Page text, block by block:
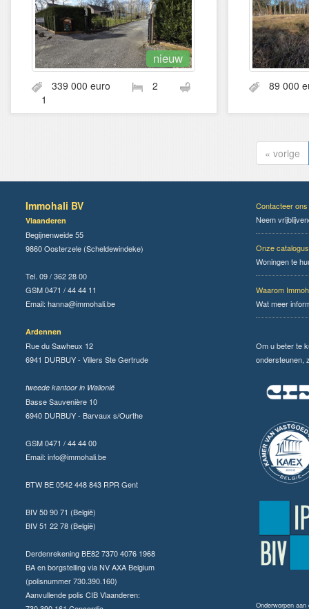
nieuw
339 000 euro
2
1
89 000
« vorige
Immohali BV
Vlaanderen
Begijnenweide 55
9860 Oosterzele (Scheldewindeke)
Tel. 09 / 362 28 00
GSM 0471 / 44 44 11
Email: hanna@immohali.be
Ardennen
Rue du Sawheux 12
6941 DURBUY - Villers Ste Gertrude
tweede kantoor in Wallonië
Basse Sauvenière 10
6940 DURBUY - Barvaux s/Ourthe
GSM 0471 / 44 44 00
Email: info@immohali.be
BTW BE 0542 448 843 RPR Gent
BIV 50 90 71 (België)
BIV 51 22 78 (België)
Derdenrekening BE82 7370 4076 1968
BA en borgstelling via NV AXA Belgium
(polisnummer 730.390.160)
Aanvullende polis CIB Vlaanderen:
Contacteer ons
Neem
Onze catalogus
Woningen te
Waarom
Wat meer
Om u beter te
ondersteunen,
Onderworpen